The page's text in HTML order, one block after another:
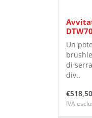
Un
di
div..
€518,50
IVA